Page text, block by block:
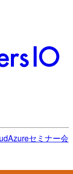
Azureセミナー会